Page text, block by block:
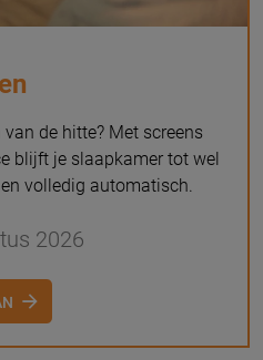
de hitte? Met screens
blijft je slaapkamer tot wel
volledig automatisch.
2026